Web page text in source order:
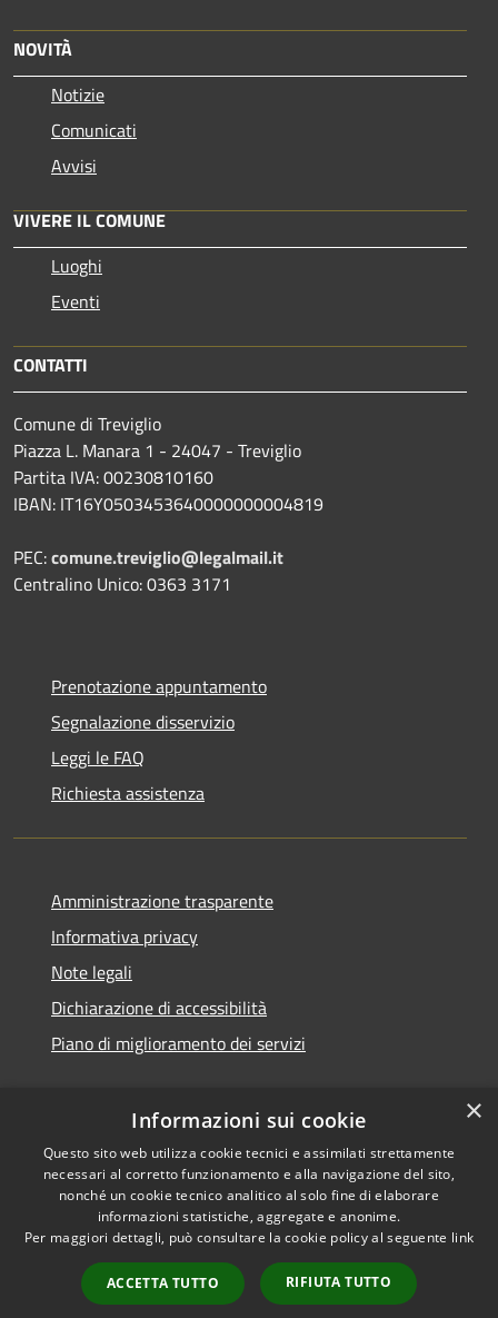
NOVITÀ
Notizie
Comunicati
Avvisi
VIVERE IL COMUNE
Luoghi
Eventi
CONTATTI
Comune di Treviglio
Piazza L. Manara 1 - 24047 - Treviglio
Partita IVA: 00230810160
IBAN: IT16Y0503453640000000004819
PEC:comune.treviglio@legalmail.it
Centralino Unico: 0363 3171
Prenotazione appuntamento
Segnalazione disservizio
Leggi le FAQ
Richiesta assistenza
Amministrazione trasparente
Informativa privacy
Note legali
Dichiarazione di accessibilità
Piano di miglioramento dei servizi
RSS
Accessibilità
Privacy
Cookie
Mappa del sito
Webmail
Copyright © 2026 • Comune di
Treviglio • Powered by
Municipium•Accesso
redazione
×
Informazioni sui cookie
Questo sito web utilizza cookie tecnici e assimilati strettamente
necessari al corretto funzionamento e alla navigazione del sito,
nonché un cookie tecnico analitico al solo fine di elaborare
informazioni statistiche, aggregate e anonime.
Per maggiori dettagli, può consultare la cookie policy al seguente link
ACCETTA TUTTO RIFIUTA TUTTO